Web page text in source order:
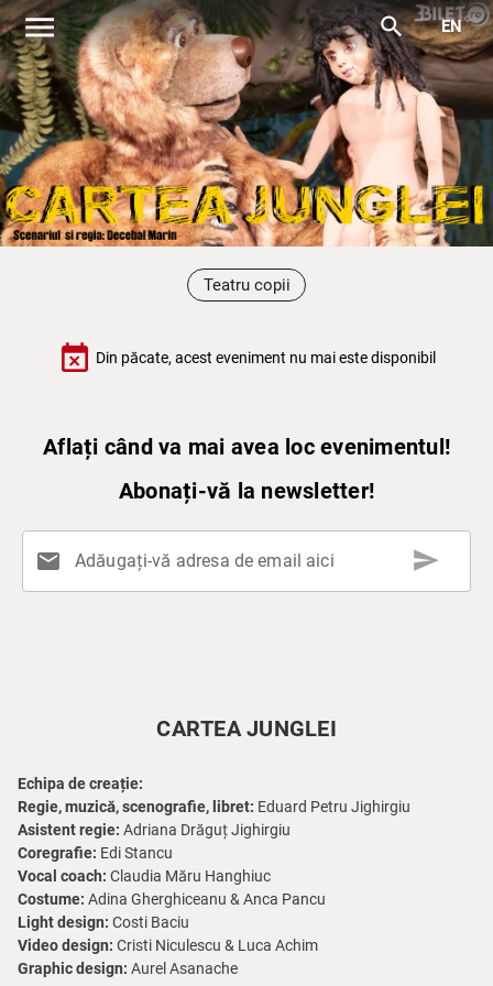
menu search EN
Teatru copii
event_busy Din păcate, acest eveniment nu mai este disponibil
Aflați când va mai avea loc evenimentul!
Abonați-vă la newsletter!
mail Adăugați-vă adresa de email aici send
CARTEA JUNGLEI
Echipa de creație:
Regie, muzică, scenografie, libret: Eduard Petru Jighirgiu
Asistent regie: Adriana Drăguț Jighirgiu
Coregrafie: Edi Stancu
Vocal coach: Claudia Măru Hanghiuc
Costume: Adina Gherghiceanu & Anca Pancu
Light design: Costi Baciu
Video design: Cristi Niculescu & Luca Achim
Graphic design: Aurel Asanache